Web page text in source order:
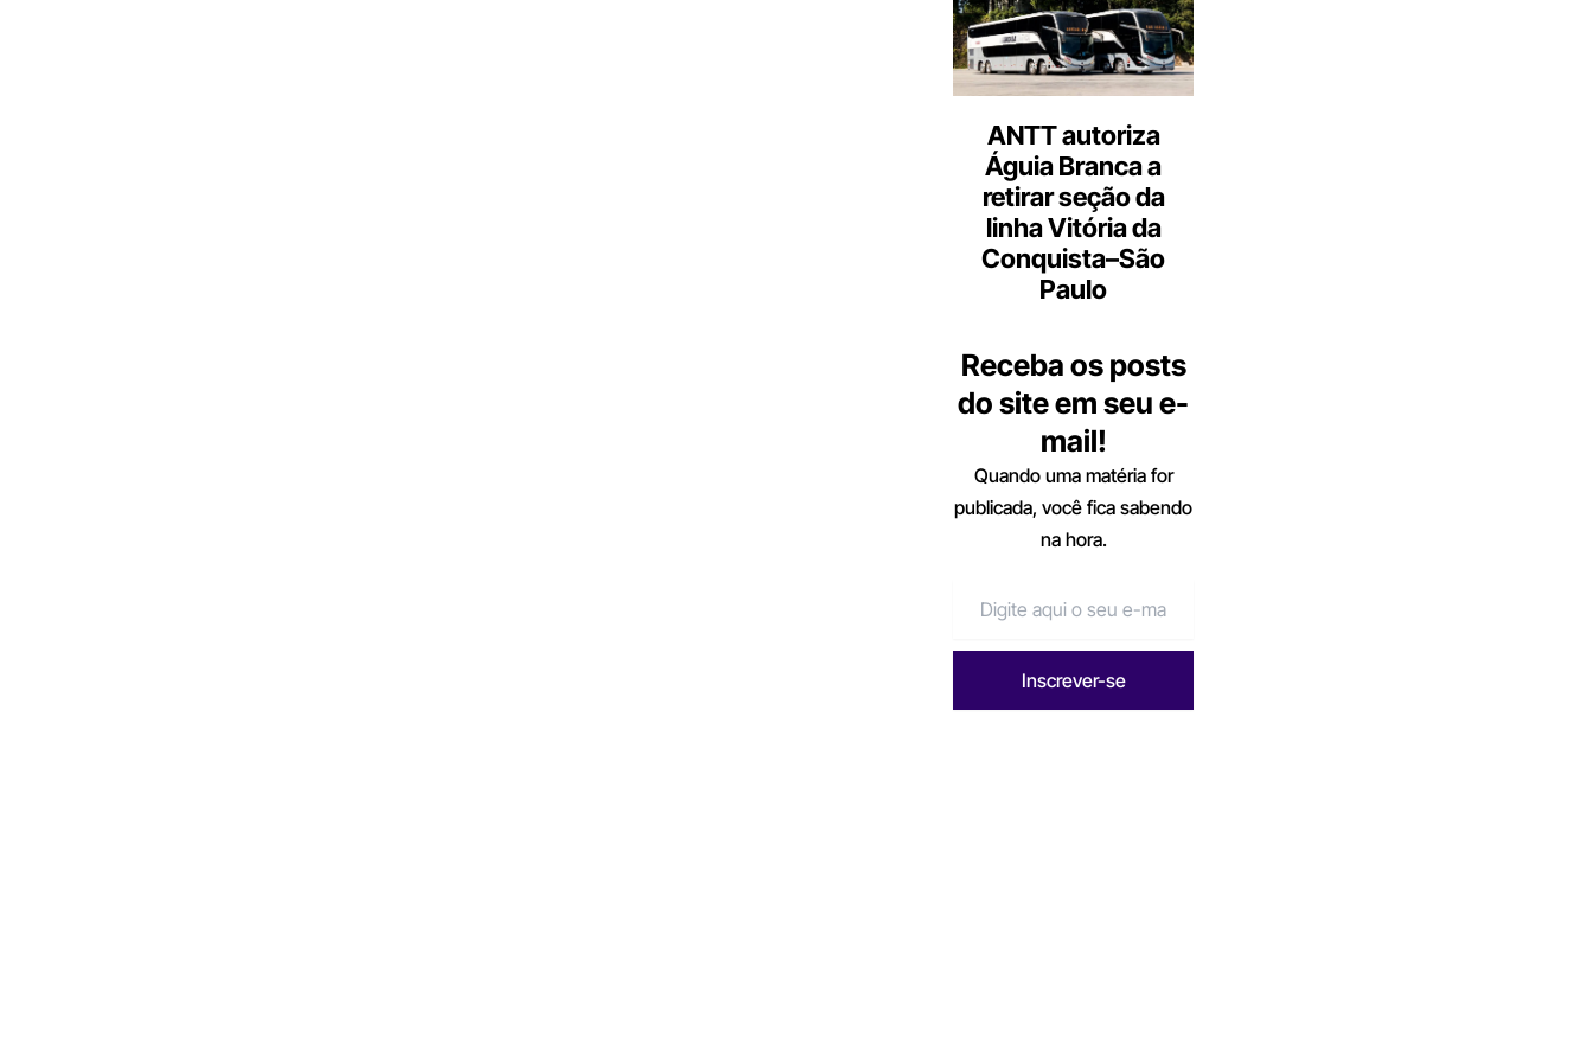
ANTT autoriza
Águia Branca a
retirar seção da
linha Vitória da
Conquista–São
Paulo
Receba os posts
do site em seu e-
mail!
Quando uma matéria for
publicada, você fica sabendo
na hora.
Inscrever-se